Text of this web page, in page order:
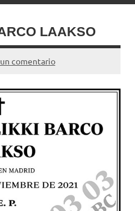
LAAKSO
comentario